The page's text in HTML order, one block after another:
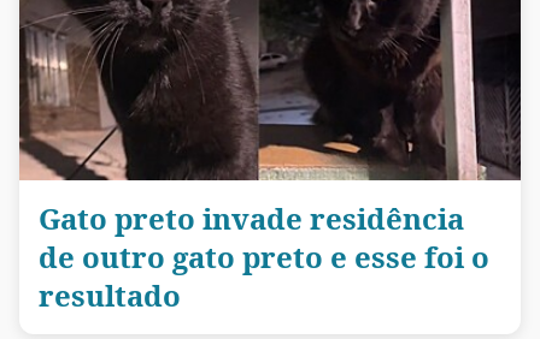
Gato preto invade residência
de outro gato preto e esse foi o
resultado